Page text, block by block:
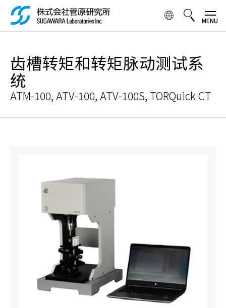
跳
转
内
容
齿槽转矩和转矩脉动测试系
统
ATM-100, ATV-100, ATV-100S, TORQuick CT